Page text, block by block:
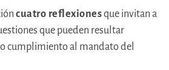
cuatro reflexionesque invitan a
que pueden resultar
cumplimiento al mandato del